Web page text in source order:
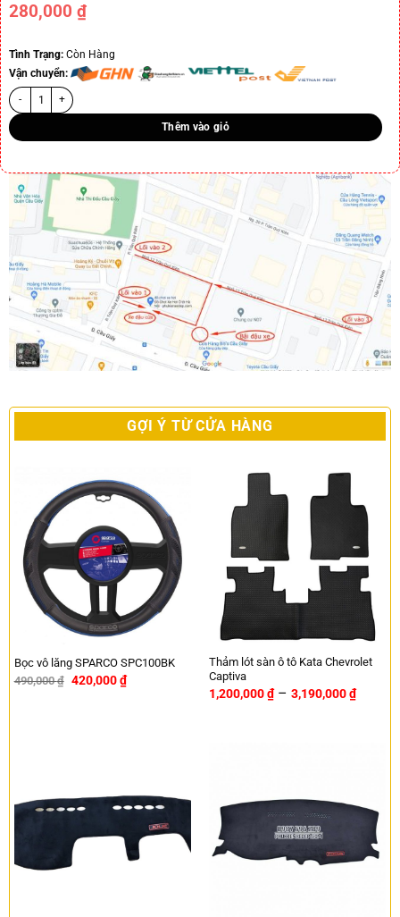
280,000₫
Tình Trạng:Còn Hàng
Vận chuyển:
Thêm vào giỏ
GỢI Ý TỪ CỬA HÀNG
Bọc vô lăng SPARCO SPC100BK
490,000₫ 420,000₫
Thảm lót sàn ô tô Kata Chevrolet
Captiva
1,200,000₫ – 3,190,000₫